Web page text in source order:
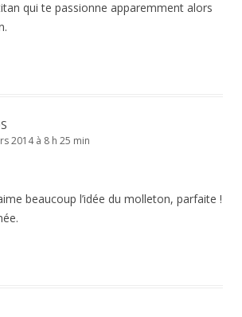
qui te passionne apparemment alors
2014 à 8 h 25 min
beaucoup l’idée du molleton, parfaite !